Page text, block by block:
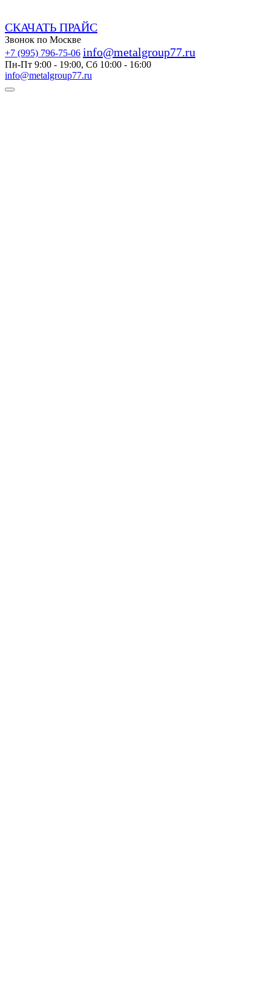
СКАЧАТЬ ПРАЙС
Звонок по Москве
+7 (995) 796-75-06 info@metalgroup77.ru
Пн-Пт 9:00 - 19:00, Сб 10:00 - 16:00
info@metalgroup77.ru